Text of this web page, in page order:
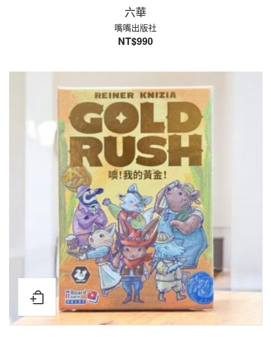
六華
嘴嘴出版社
NT$990